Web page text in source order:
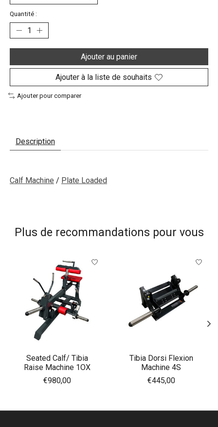
Quantité :
Ajouter au panier
Ajouter à la liste de souhaits
Ajouter pour comparer
Description
Calf Machine / Plate Loaded
Plus de recommandations pour vous
Articles du carrousel de produits
Seated Calf/ Tibia
Raise Machine 1OX
€980,00
Tibia Dorsi Flexion
Machine 4S
€445,00